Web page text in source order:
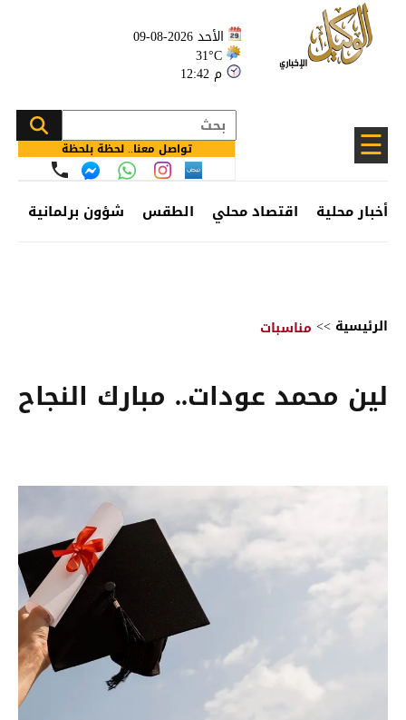
الأحد 2026-08-09
31°C
12:42 م
☰ تواصل معنا.. لحظة بلحظة
أخبار محلية اقتصاد محلي الطقس شؤون برلمانية
الرئيسية >> مناسبات
لين محمد عودات.. مبارك النجاح